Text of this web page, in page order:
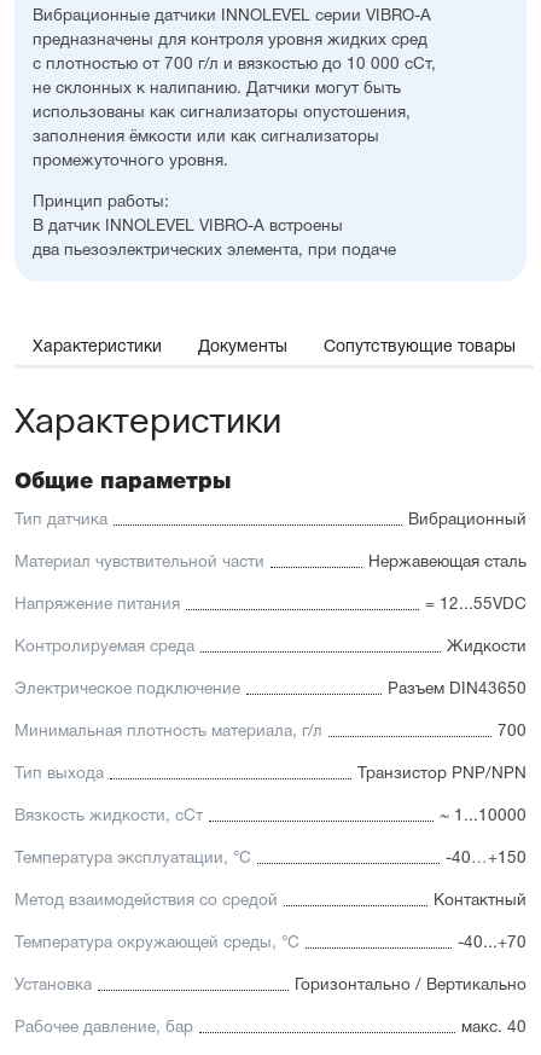
Вибрационные датчики INNOLEVEL серии VIBRO-A
предназначены для контроля уровня жидких сред
с плотностью от 700 г/л и вязкостью до 10 000 сСт,
не склонных к налипанию. Датчики могут быть
использованы как сигнализаторы опустошения,
заполнения ёмкости или как сигнализаторы
промежуточного уровня.
Принцип работы:
В датчик INNOLEVEL VIBRO-A встроены
два пьезоэлектрических элемента, при подаче
импульс. При контакте вибрационных элементов
Характеристики Документы Сопутствующие товары
Характеристики
Общие параметры
Тип датчика Вибрационный
Материал чувствительной части Нержавеющая сталь
Напряжение питания = 12...55VDC
Контролируемая среда Жидкости
Электрическое подключение Разъем DIN43650
Минимальная плотность материала, г/л 700
Тип выхода Транзистор PNP/NPN
Вязкость жидкости, сСт ~ 1...10000
Температура эксплуатации, °C -40…+150
Метод взаимодействия со средой Контактный
Температура окружающей среды, °C -40...+70
Установка Горизонтально / Вертикально
Рабочее давление, бар макс. 40